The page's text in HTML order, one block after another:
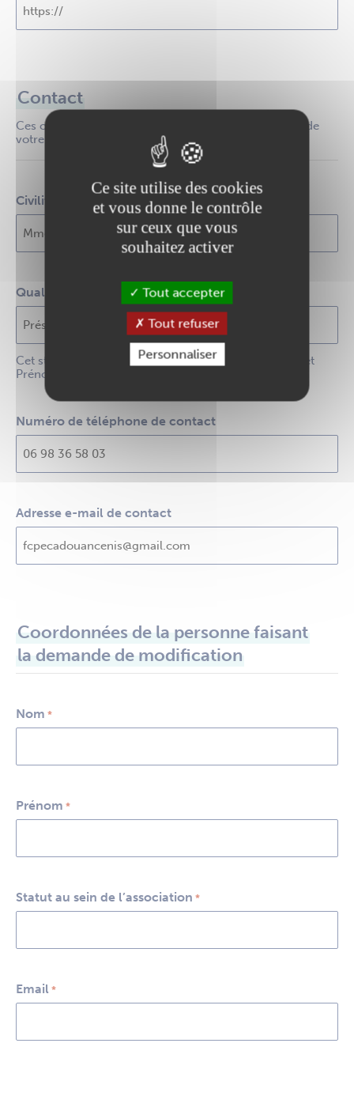
Contact
Ces coordonnées seront visibles en ligne sur la page de
votre association
Civilité, Nom et Prénom du contact
Qualité du contact
Cet statut ne s'affiche que si le champ "Civilité, Nom et
Prénom du contact" est renseigné
Numéro de téléphone de contact
Adresse e-mail de contact
Coordonnées de la personne faisant
la demande de modification
Nom *
Prénom *
Statut au sein de l’association *
Email *
Ce site utilise des cookies
et vous donne le contrôle
sur ceux que vous
souhaitez activer
Tout accepter
Tout refuser
Personnaliser